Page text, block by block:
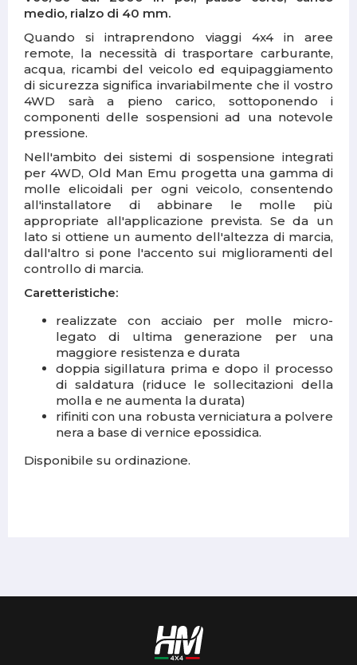
medio, rialzo di 40 mm.
Quando si intraprendono viaggi 4x4 in aree
remote, la necessità di trasportare carburante,
acqua, ricambi del veicolo ed equipaggiamento
di sicurezza significa invariabilmente che il vostro
4WD sarà a pieno carico, sottoponendo i
componenti delle sospensioni ad una notevole
pressione.
Nell'ambito dei sistemi di sospensione integrati
per 4WD, Old Man Emu progetta una gamma di
molle elicoidali per ogni veicolo, consentendo
all'installatore di abbinare le molle più
appropriate all'applicazione prevista. Se da un
lato si ottiene un aumento dell'altezza di marcia,
dall'altro si pone l'accento sui miglioramenti del
controllo di marcia.
Caretteristiche:
realizzate con acciaio per molle micro-
legato di ultima generazione per una
maggiore resistenza e durata
doppia sigillatura prima e dopo il processo
di saldatura (riduce le sollecitazioni della
molla e ne aumenta la durata)
rifiniti con una robusta verniciatura a polvere
nera a base di vernice epossidica.
Disponibile su ordinazione.